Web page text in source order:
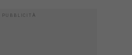
PUBBLICITÀ